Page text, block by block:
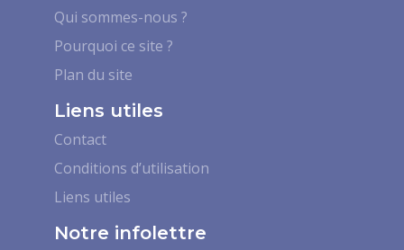
Qui sommes-nous ?
Pourquoi ce site ?
Plan du site
Liens utiles
Contact
Conditions d’utilisation
Liens utiles
Notre infolettre